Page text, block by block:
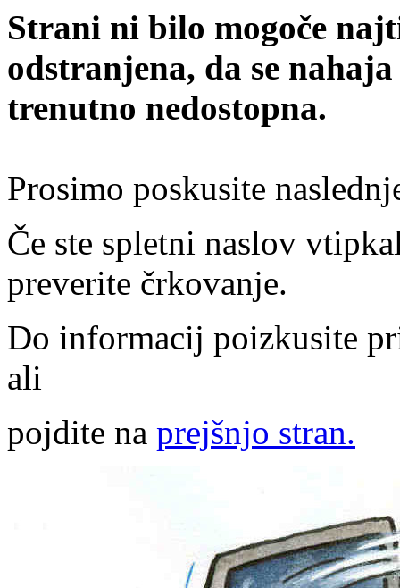
Strani ni bilo mogoče
odstranjena, da se
trenutno nedostopna.
Prosimo poskusite
Če ste spletni naslov
preverite črkovanje.
Do informacij poizkusite
ali
pojdite na prejšnjo stran.